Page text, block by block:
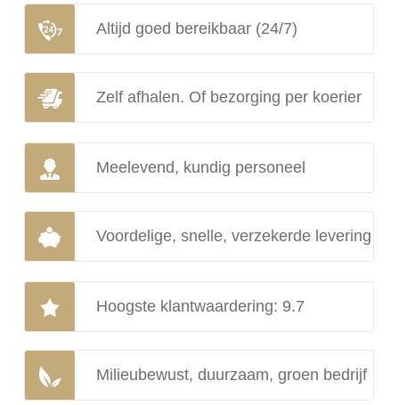
Altijd goed bereikbaar (24/7)
Zelf afhalen. Of bezorging per koerier
Meelevend, kundig personeel
Voordelige, snelle, verzekerde levering
Hoogste klantwaardering: 9.7
Milieubewust, duurzaam, groen bedrijf